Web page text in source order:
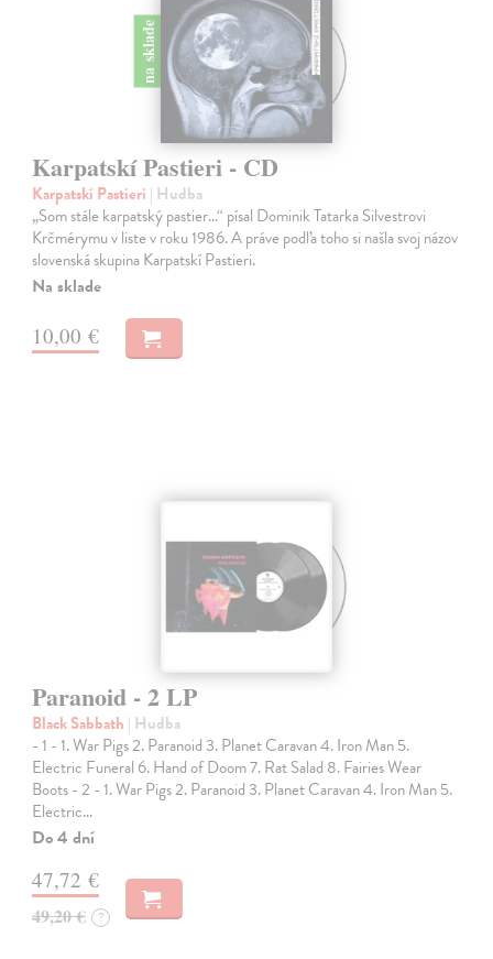
na sklade
Karpatskí Pastieri - CD
Karpatskí Pastieri | Hudba
„Som stále karpatský pastier...“ písal Dominik Tatarka Silvestrovi
Krčmérymu v liste v roku 1986. A práve podľa toho si našla svoj názov
slovenská skupina Karpatskí Pastieri.
Na sklade
10,00 €
Paranoid - 2 LP
Black Sabbath | Hudba
- 1 - 1. War Pigs 2. Paranoid 3. Planet Caravan 4. Iron Man 5.
Electric Funeral 6. Hand of Doom 7. Rat Salad 8. Fairies Wear
Boots - 2 - 1. War Pigs 2. Paranoid 3. Planet Caravan 4. Iron Man 5.
Electric…
Do 4 dní
47,72 €
49,20 € ?